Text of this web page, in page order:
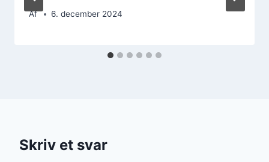
Af 6. december 2024
Skriv et svar